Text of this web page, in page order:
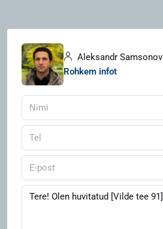
Aleksandr Samsonov
Rohkem infot